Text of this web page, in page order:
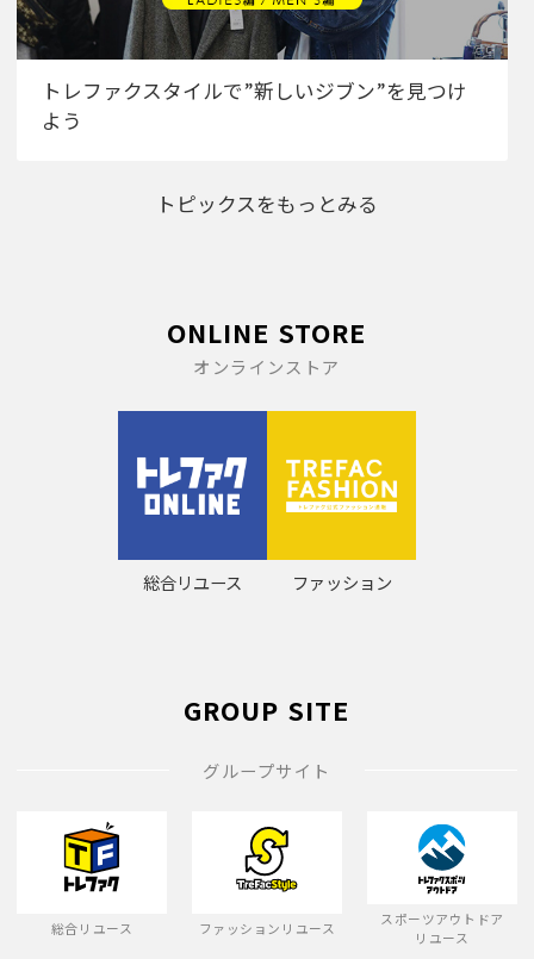
トレファクスタイルで”新しいジブン”を見つけ
よう
トピックスをもっとみる
ONLINE STORE
オンラインストア
総合リユース ファッション
GROUP SITE
グループサイト
総合リユース ファッションリユース
スポーツアウトドア
リユース